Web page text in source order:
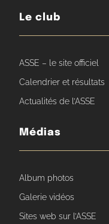
Le club
ASSE – le site officiel
Calendrier et résultats
Actualités de l’ASSE
Médias
Album photos
Galerie vidéos
Sites web sur l’ASSE